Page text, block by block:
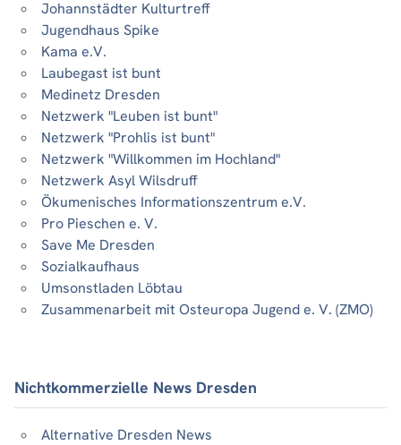
Johannstädter Kulturtreff
Jugendhaus Spike
Kama e.V.
Laubegast ist bunt
Medinetz Dresden
Netzwerk "Leuben ist bunt"
Netzwerk "Prohlis ist bunt"
Netzwerk "Willkommen im Hochland"
Netzwerk Asyl Wilsdruff
Ökumenisches Informationszentrum e.V.
Pro Pieschen e. V.
Save Me Dresden
Sozialkaufhaus
Umsonstladen Löbtau
Zusammenarbeit mit Osteuropa Jugend e. V. (ZMO)
Nichtkommerzielle News Dresden
Alternative Dresden News